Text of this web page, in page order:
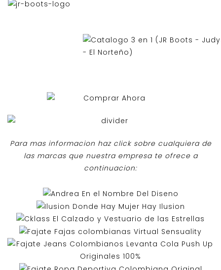
Para mas informacion haz click sobre cualquiera de
las marcas que nuestra empresa te ofrece a
continuacion: